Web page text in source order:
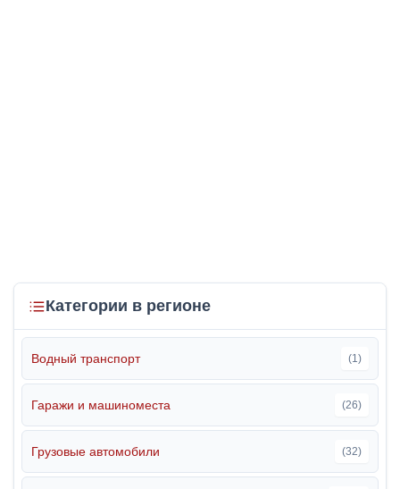
Категории в регионе
Водный транспорт (1)
Гаражи и машиноместа (26)
Грузовые автомобили (32)